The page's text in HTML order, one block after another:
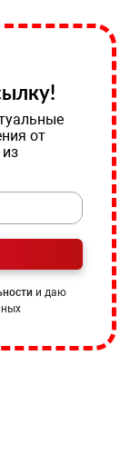
от
и даю